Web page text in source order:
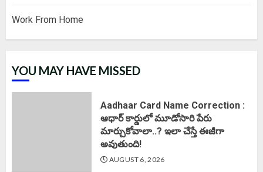
Work From Home
YOU MAY HAVE MISSED
Aadhaar Card Name Correction :
ఆధార్ కార్డులో మూడోసారి పేరు
మార్చుకోవాలా..? ఇలా చేస్తే ఈజీగా
అవుతుంది!
AUGUST 6, 2026